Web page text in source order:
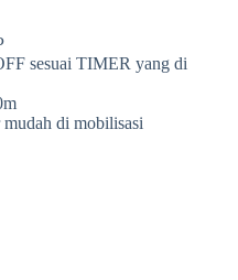
sesuai TIMER yang di
mudah di mobilisasi